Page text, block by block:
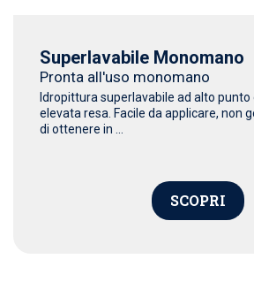
Superlavabile Monomano
Pronta all'uso monomano
Idropittura superlavabile ad alto punto
elevata resa. Facile da applicare, non
di ottenere in ...
SCOPRI